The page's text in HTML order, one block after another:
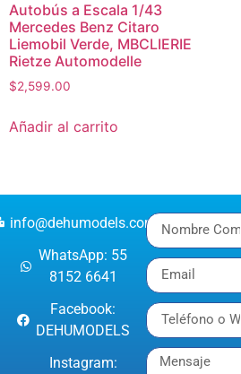
Autobús a Escala 1/43
Mercedes Benz Citaro
Liemobil Verde, MBCLIERIE
Rietze Automodelle
$2,599.00
Añadir al carrito
info@dehumodels.com
WhatsApp: 55
8152 6641
Facebook:
DEHUMODELS
Instagram: